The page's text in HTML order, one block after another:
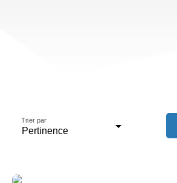
Pertinence
Trier par